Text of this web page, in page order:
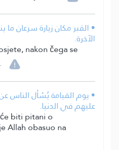
• القبر مكان زيارة سرعان ما
الآخرة.
nakon čega se
• يوم القيامة يُسْأل الناس
عليهم في الدنيا.
biti pitani o
Allah obasuo na